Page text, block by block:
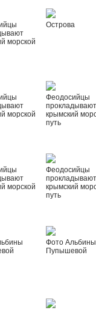
морской
Острова
морской
Феодосийцы
крымский
путь
морской
Феодосийцы
крымский
путь
Фото Альбины
Пупышевой